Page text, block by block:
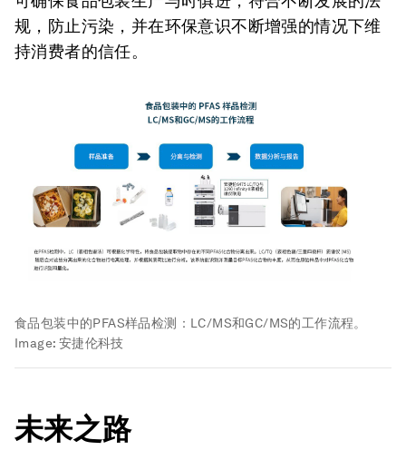
规，防止污染，并在环保意识不断增强的情况下维
持消费者的信任。
食品包装中的PFAS样品检测：LC/MS和GC/MS的工作流程。
Image: 安捷伦科技
未来之路